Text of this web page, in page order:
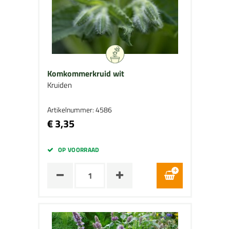
Komkommerkruid wit
Kruiden
Artikelnummer: 4586
€ 3,35
OP VOORRAAD